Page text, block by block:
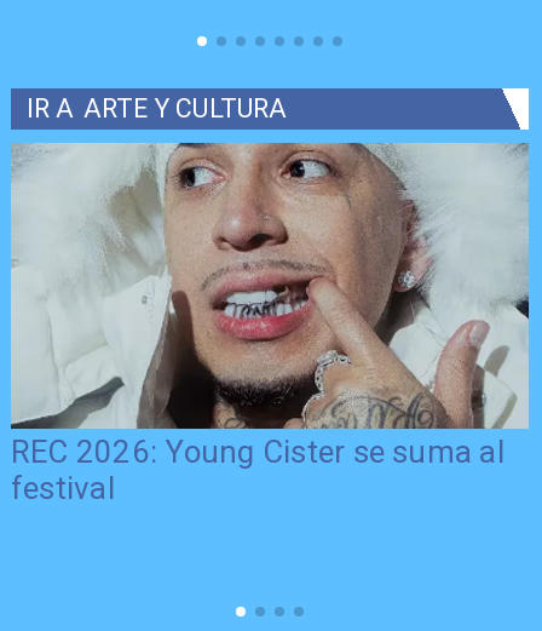
IR A ARTE Y CULTURA
REC 2026: Young Cister se suma al
festival